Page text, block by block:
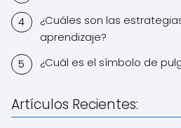
¿Cuáles son las
aprendizaje?
¿Cuál es el símbolo de
Artículos Recientes: